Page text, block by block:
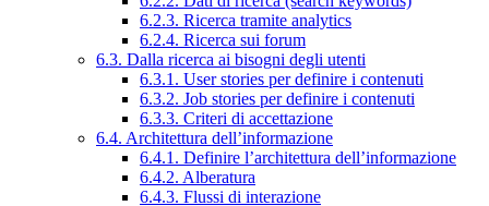
6.2.3. Ricerca tramite analytics
6.2.4. Ricerca sui forum
6.3. Dalla ricerca ai bisogni degli utenti
6.3.1. User stories per definire i contenuti
6.3.2. Job stories per definire i contenuti
6.3.3. Criteri di accettazione
6.4. Architettura dell’informazione
6.4.1. Definire l’architettura dell’informazione
6.4.2. Alberatura
6.4.3. Flussi di interazione